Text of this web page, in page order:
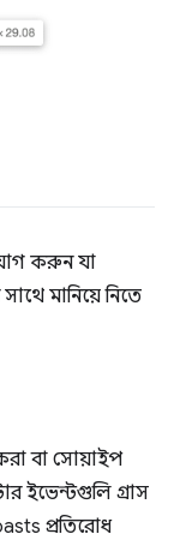
করুন যা
মানিয়ে নিতে
বা সোয়াইপ
ইভেন্টগুলি গ্রাস
প্রতিরোধ